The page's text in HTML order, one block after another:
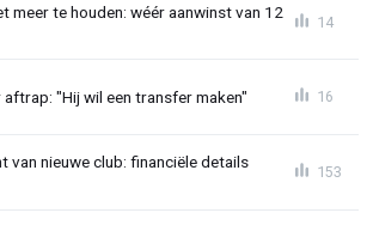
meer te houden: wéér aanwinst van 12
14
"Hij wil een transfer maken" 16
van nieuwe club: financiële details
153